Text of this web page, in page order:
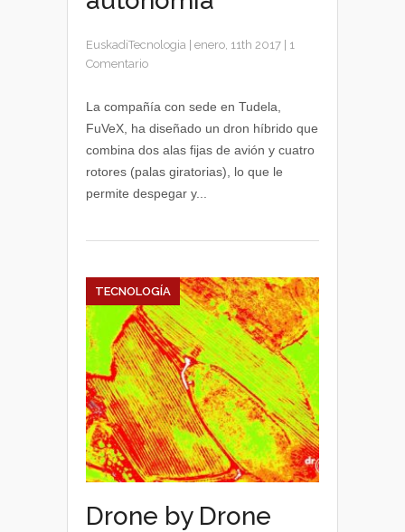
EuskadiTecnologia enero, 11th 2017
1
Comentario
La compañía con sede en Tudela,
FuVeX, ha diseñado un dron híbrido que
combina dos alas fijas de avión y cuatro
rotores (palas giratorias), lo que le
permite despegar y...
TECNOLOGÍA
Drone by Drone